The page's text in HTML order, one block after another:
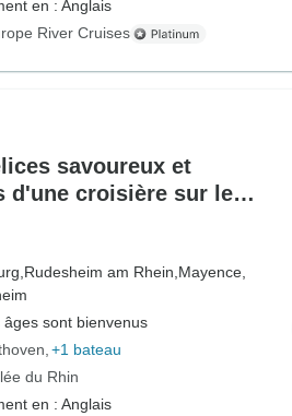
en : Anglais
River Cruises
savoureux et
d'une croisière sur le
Rudesheim am Rhein, Mayence,
âges sont bienvenus
+1 bateau
du Rhin
en : Anglais